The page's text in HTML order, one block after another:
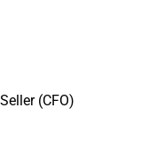
(CFO)